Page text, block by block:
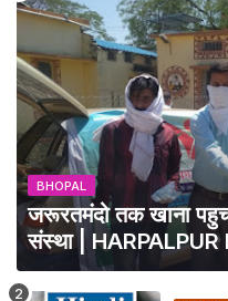
BHOPAL
जरूरतमंदो तक खाना
संस्था | HARPALPUR